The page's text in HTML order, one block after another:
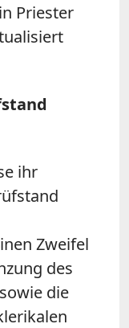
Priester
ihr
Zweifel
des
die